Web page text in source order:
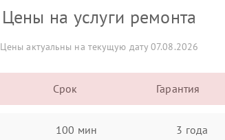
Цены на услуги ремонта
Цены актуальны на текущую дату 07.08.2026
Срок Гарантия
100 мин 3 года